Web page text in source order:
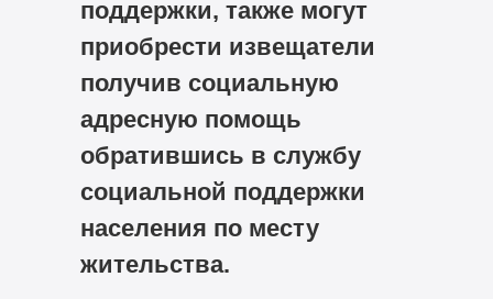
поддержки, также могут
приобрести извещатели
получив социальную
адресную помощь
обратившись в службу
социальной поддержки
населения по месту
жительства.